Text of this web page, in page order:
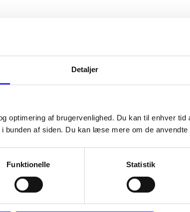
Detaljer
optimering af brugervenlighed. Du kan til enhver
bunden af siden. Du kan læse mere om de anvendte
Funktionelle Statistik
Rayman 3
Rayman -